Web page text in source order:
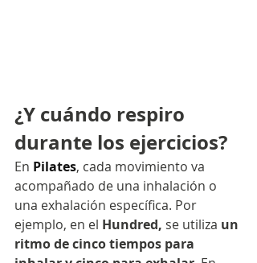
¿Y cuándo respiro
durante los ejercicios?
En Pilates, cada movimiento va
acompañado de una inhalación o
una exhalación específica. Por
ejemplo, en el Hundred, se utiliza un
ritmo de cinco tiempos para